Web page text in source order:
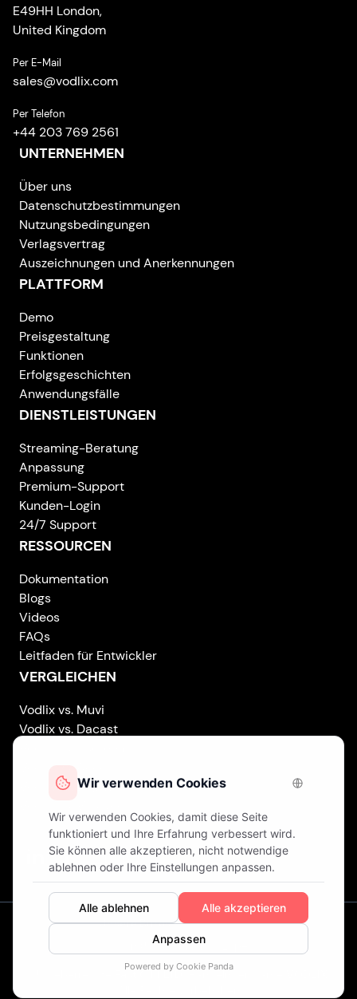
E49HH London,
United Kingdom
Per E-Mail
sales@vodlix.com
Per Telefon
+44 203 769 2561
UNTERNEHMEN
Über uns
Datenschutzbestimmungen
Nutzungsbedingungen
Verlagsvertrag
Auszeichnungen und Anerkennungen
PLATTFORM
Demo
Preisgestaltung
Funktionen
Erfolgsgeschichten
Anwendungsfälle
DIENSTLEISTUNGEN
Streaming-Beratung
Anpassung
Premium-Support
Kunden-Login
24/7 Support
RESSOURCEN
Dokumentation
Blogs
Videos
FAQs
Leitfaden für Entwickler
VERGLEICHEN
Vodlix vs. Muvi
Vodlix vs. Dacast
Vodlix vs. Brightcove
Vodlix on LinkedIn
Vodlix on Facebook
Vodlix on X (Twitter)
Vodlix on Instagram
Unsere Büros
London (UK) . Finnland . Zypern
Fast OTT LTD.Handelnder Name